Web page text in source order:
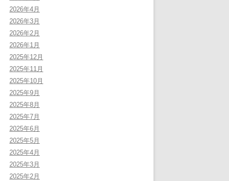
2026年4月
2026年3月
2026年2月
2026年1月
2025年12月
2025年11月
2025年10月
2025年9月
2025年8月
2025年7月
2025年6月
2025年5月
2025年4月
2025年3月
2025年2月